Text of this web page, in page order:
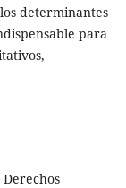
determinantes
para